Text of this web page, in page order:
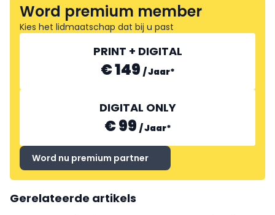
Word premium member
Kies het lidmaatschap dat bij u past
PRINT + DIGITAL
€ 149 /Jaar*
DIGITAL ONLY
€ 99 /Jaar*
Word nu premium partner
Gerelateerde artikels